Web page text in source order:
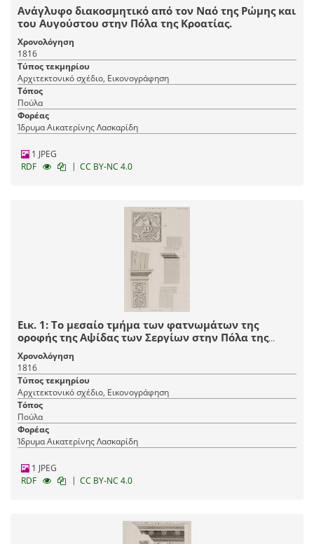
Ανάγλυφο διακοσμητικό από τον Ναό της Ρώμης και
του Αυγούστου στην Πόλα της Κροατίας.
Χρονολόγηση
1816
Τύπος τεκμηρίου
Αρχιτεκτονικό σχέδιο, Εικονογράφηση
Τόπος
Πούλα
Φορέας
Ίδρυμα Αικατερίνης Λασκαρίδη
1 JPEG
RDF
| CC BY-NC 4.0
Εικ. 1: Το μεσαίο τμήμα των φατνωμάτων της
οροφής της Aψίδας των Σεργίων στην Πόλα της
Κροατίας. Εικ. 2: Τμήμα παραστάδας, επικράνου και
γένεση αψίδας. Εικ. 3: Κρηπίδα, κοσμήτης και βάση.
Χρονολόγηση
1816
Τύπος τεκμηρίου
Αρχιτεκτονικό σχέδιο, Εικονογράφηση
Τόπος
Πούλα
Φορέας
Ίδρυμα Αικατερίνης Λασκαρίδη
1 JPEG
RDF
| CC BY-NC 4.0